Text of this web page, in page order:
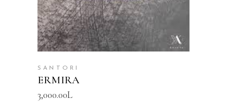
SANTORI
ERMIRA
3,000.00L